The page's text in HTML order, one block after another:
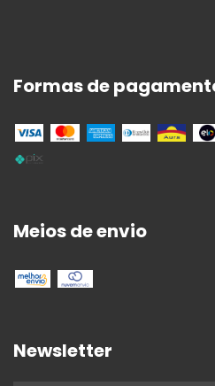
Formas de
Meios de envio
Newsletter